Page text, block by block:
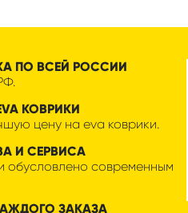
ПО ВСЕЙ РОССИИ
КОВРИКИ
цену на eva коврики.
И СЕРВИСА
обусловлено современным
ЗАКАЗА